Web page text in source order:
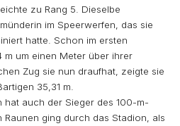
zu Rang 5. Dieselbe
im Speerwerfen, das sie
hatte. Schon im ersten
m um einen Meter über ihrer
Zug sie nun draufhat, zeigte sie
35,31 m.
hat auch der Sieger des 100-m-
Raunen ging durch das Stadion, als